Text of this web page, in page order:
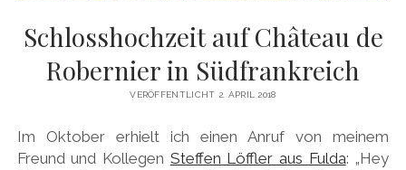
Schlosshochzeit auf Château de
Robernier in Südfrankreich
VERÖFFENTLICHT 2. APRIL 2018
Im Oktober erhielt ich einen Anruf von meinem
Freund und Kollegen Steffen Löffler aus Fulda: „Hey